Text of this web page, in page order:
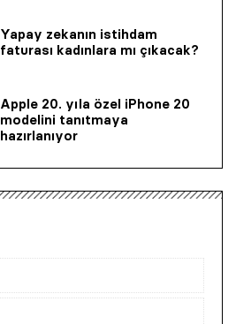
Yapay zekanın istihdam
faturası kadınlara mı çıkacak?
Apple 20. yıla özel iPhone 20
modelini tanıtmaya
hazırlanıyor